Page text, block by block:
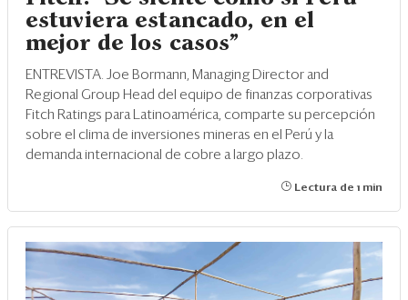
estuviera estancado, en el
mejor de los casos"
ENTREVISTA. Joe Bormann, Managing Director and
Regional Group Head del equipo de finanzas corporativas
Fitch Ratings para Latinoamérica, comparte su percepción
sobre el clima de inversiones mineras en el Perú y la
demanda internacional de cobre a largo plazo.
Lectura de 1 min